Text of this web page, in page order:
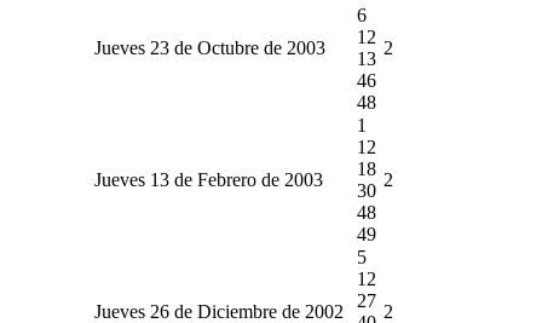
Jueves 23 de Octubre de 2003
6
12
13
46
48
2
Jueves 13 de Febrero de 2003
1
12
18
30
48
49
2
Jueves 26 de Diciembre de 2002
5
12
27
2